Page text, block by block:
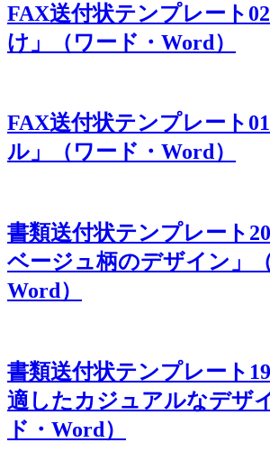
FAX送付状テンプレート
け」（ワード・Word）
FAX送付状テンプレート
ル」（ワード・Word）
書類送付状テンプレート
ベージュ柄のデザイン」
Word）
書類送付状テンプレート
適したカジュアルなデザ
ド・Word）